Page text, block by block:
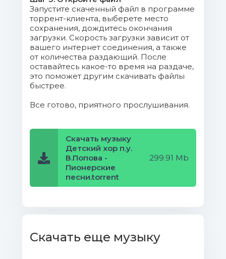
Запустите скаченный файл в программе
торрент-клиента, выберете место
сохранения, дождитесь окончания
загрузки. Скорость загрузки зависит от
вашего интернет соединения, а также
от количества раздающий. После
оставайтесь какое-то время на раздаче,
это поможет другим скачивать файлы
быстрее.
Все готово, приятного прослушивания.
Скачать музыку
Детский хор п.у.
В.Попова -
Пионерские
песни.torrent
299.91 Mb
Скачать еще музыку